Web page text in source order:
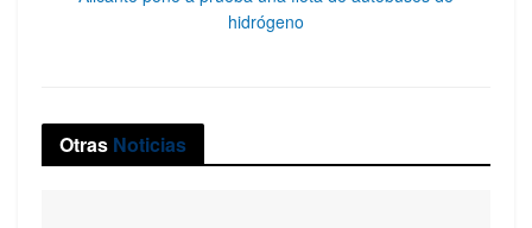
hidrógeno
Otras Noticias